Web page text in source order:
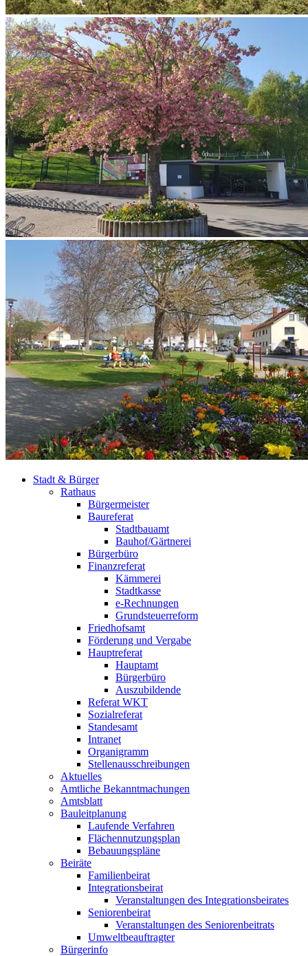
Stadt & Bürger
Rathaus
Bürgermeister
Baureferat
Stadtbauamt
Bauhof/Gärtnerei
Bürgerbüro
Finanzreferat
Kämmerei
Stadtkasse
e-Rechnungen
Grundsteuerreform
Friedhofsamt
Förderung und Vergabe
Hauptreferat
Hauptamt
Bürgerbüro
Auszubildende
Referat WKT
Sozialreferat
Standesamt
Intranet
Organigramm
Stellenausschreibungen
Aktuelles
Amtliche Bekanntmachungen
Amtsblatt
Bauleitplanung
Laufende Verfahren
Flächennutzungsplan
Bebauungspläne
Beiräte
Familienbeirat
Integrationsbeirat
Veranstaltungen des Integrationsbeirates
Seniorenbeirat
Veranstaltungen des Seniorenbeitrats
Umweltbeauftragter
Bürgerinfo